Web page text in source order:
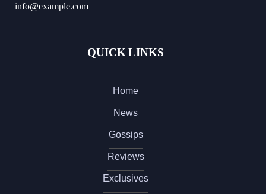
info@example.com
QUICK LINKS
Home
News
Gossips
Reviews
Exclusives